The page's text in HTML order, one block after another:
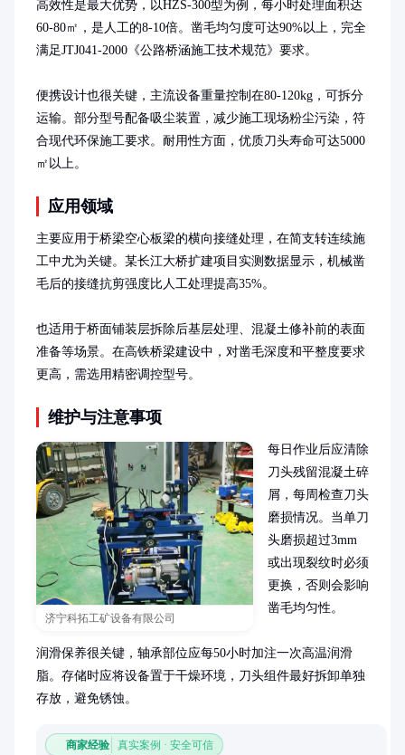
高效性是最大优势，以HZS-300型为例，每小时处理面积达
60-80㎡，是人工的8-10倍。凿毛均匀度可达90%以上，完全
满足JTJ041-2000《公路桥涵施工技术规范》要求。
便携设计也很关键，主流设备重量控制在80-120kg，可拆分
运输。部分型号配备吸尘装置，减少施工现场粉尘污染，符
合现代环保施工要求。耐用性方面，优质刀头寿命可达5000
㎡以上。
应用领域
主要应用于桥梁空心板梁的横向接缝处理，在简支转连续施
工中尤为关键。某长江大桥扩建项目实测数据显示，机械凿
毛后的接缝抗剪强度比人工处理提高35%。
也适用于桥面铺装层拆除后基层处理、混凝土修补前的表面
准备等场景。在高铁桥梁建设中，对凿毛深度和平整度要求
更高，需选用精密调控型号。
维护与注意事项
济宁科拓工矿设备有限公司
每日作业后应清除
刀头残留混凝土碎
屑，每周检查刀头
磨损情况。当单刀
头磨损超过3mm
或出现裂纹时必须
更换，否则会影响
凿毛均匀性。
润滑保养很关键，轴承部位应每50小时加注一次高温润滑
脂。存储时应将设备置于干燥环境，刀头组件最好拆卸单独
存放，避免锈蚀。
商家经验 真实案例 · 安全可信